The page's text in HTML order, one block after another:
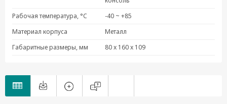
Рабочая температура, °C
-40 ~ +85
Материал корпуса
Металл
Габаритные размеры, мм
80 x 160 x 109